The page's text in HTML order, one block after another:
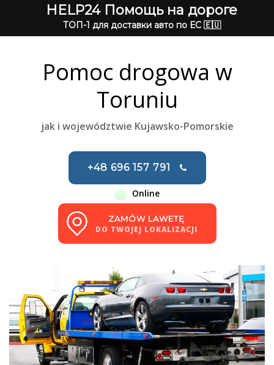
HELP24 Помощь на дороге
ТОП-1 для доставки авто по ЕС 🇪🇺
Pomoc drogowa w
Toruniu
jak i województwie Kujawsko-Pomorskie
+48 696 157 791
Online
ZAMÓW LAWETĘ
DO TWOJEJ LOKALIZACJI